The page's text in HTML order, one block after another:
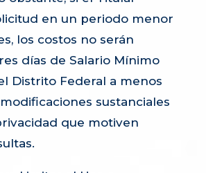
en un periodo menor
los costos no serán
días de Salario Mínimo
Distrito Federal a menos
sustanciales
que motiven